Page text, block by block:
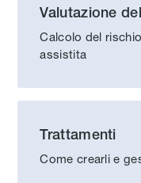
Valutazione
Calcolo del
assistita
Trattamenti
Come crearli e